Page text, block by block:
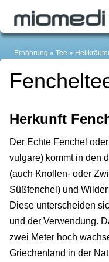
Ernährung Tee
Herkunft
Der Echte Fenchel
vulgare) kommt in den
(auch Knollen- oder
Süßfenchel) und
Diese unterscheiden
und der Verwendung.
zwei Meter hoch
Griechenland in der